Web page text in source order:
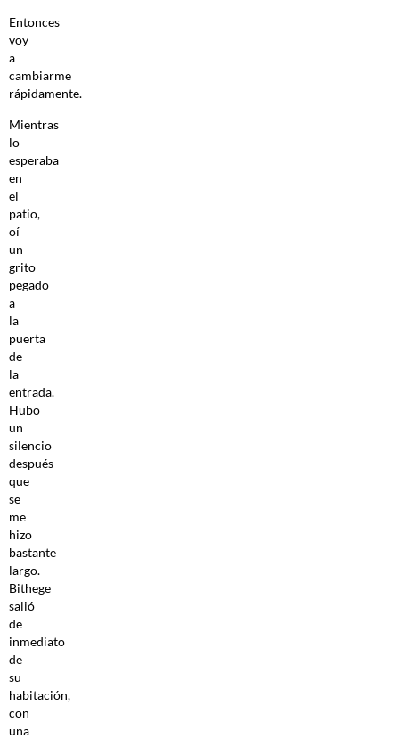
Entonces
voy
a
cambiarme
rápidamente.
Mientras
lo
esperaba
en
el
patio,
oí
un
grito
pegado
a
la
puerta
de
la
entrada.
Hubo
un
silencio
después
que
se
me
hizo
bastante
largo.
Bithege
salió
de
inmediato
de
su
habitación,
con
una